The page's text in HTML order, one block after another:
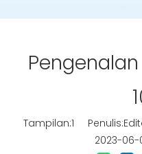
Tampilan:1
2023-